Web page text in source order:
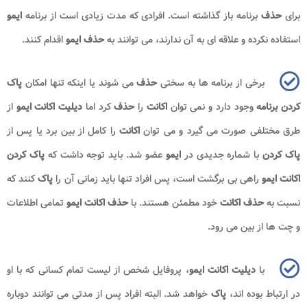
برایحذف برنامه باز گذاشته است. افرادی که مدت زیادی است از برنامه ایمو
استفاده نکرده و علاقه ای به آن ندارند، می توانند بهحذف ایمواقدام کنند.
برخی از برنامه ها به سختیحذفمی شوند یا اینکه تنها امکان پاک
کردن برنامهوجود دارد و نمی تواناکانت راحذفکرد اما دیلیت اکانت ایمو از
طرق مختلفی صورت می‌ گیرد و می توان اکانت را کامل از بین برد یا پس از
پاک کردن با شماره جدیدی درایمو عضو شد. باید توجه داشت کهپاک کردن
اکانت ایمو راهی بی برگشت است، پس افراد تنها باید زمانی آن را پاککنند که
نسبت بهحذف اکانتخود مطمئن هستند. باحذف اکانت ایمو تمامی اطلاعات
و چت ها از بین می رود.
بادیلیت اکانت ایمو،‌ پروفایل شخص از لیست تمام کسانی که با او
در ارتباط بوده اند، پاک خواهد شد. البته افراد پس از مدتی می توانند دوباره